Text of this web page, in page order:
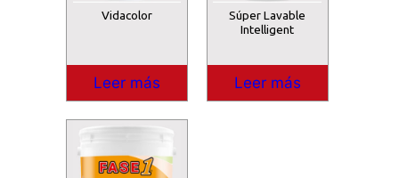
Vidacolor
Leer más
Súper Lavable
Intelligent
Leer más